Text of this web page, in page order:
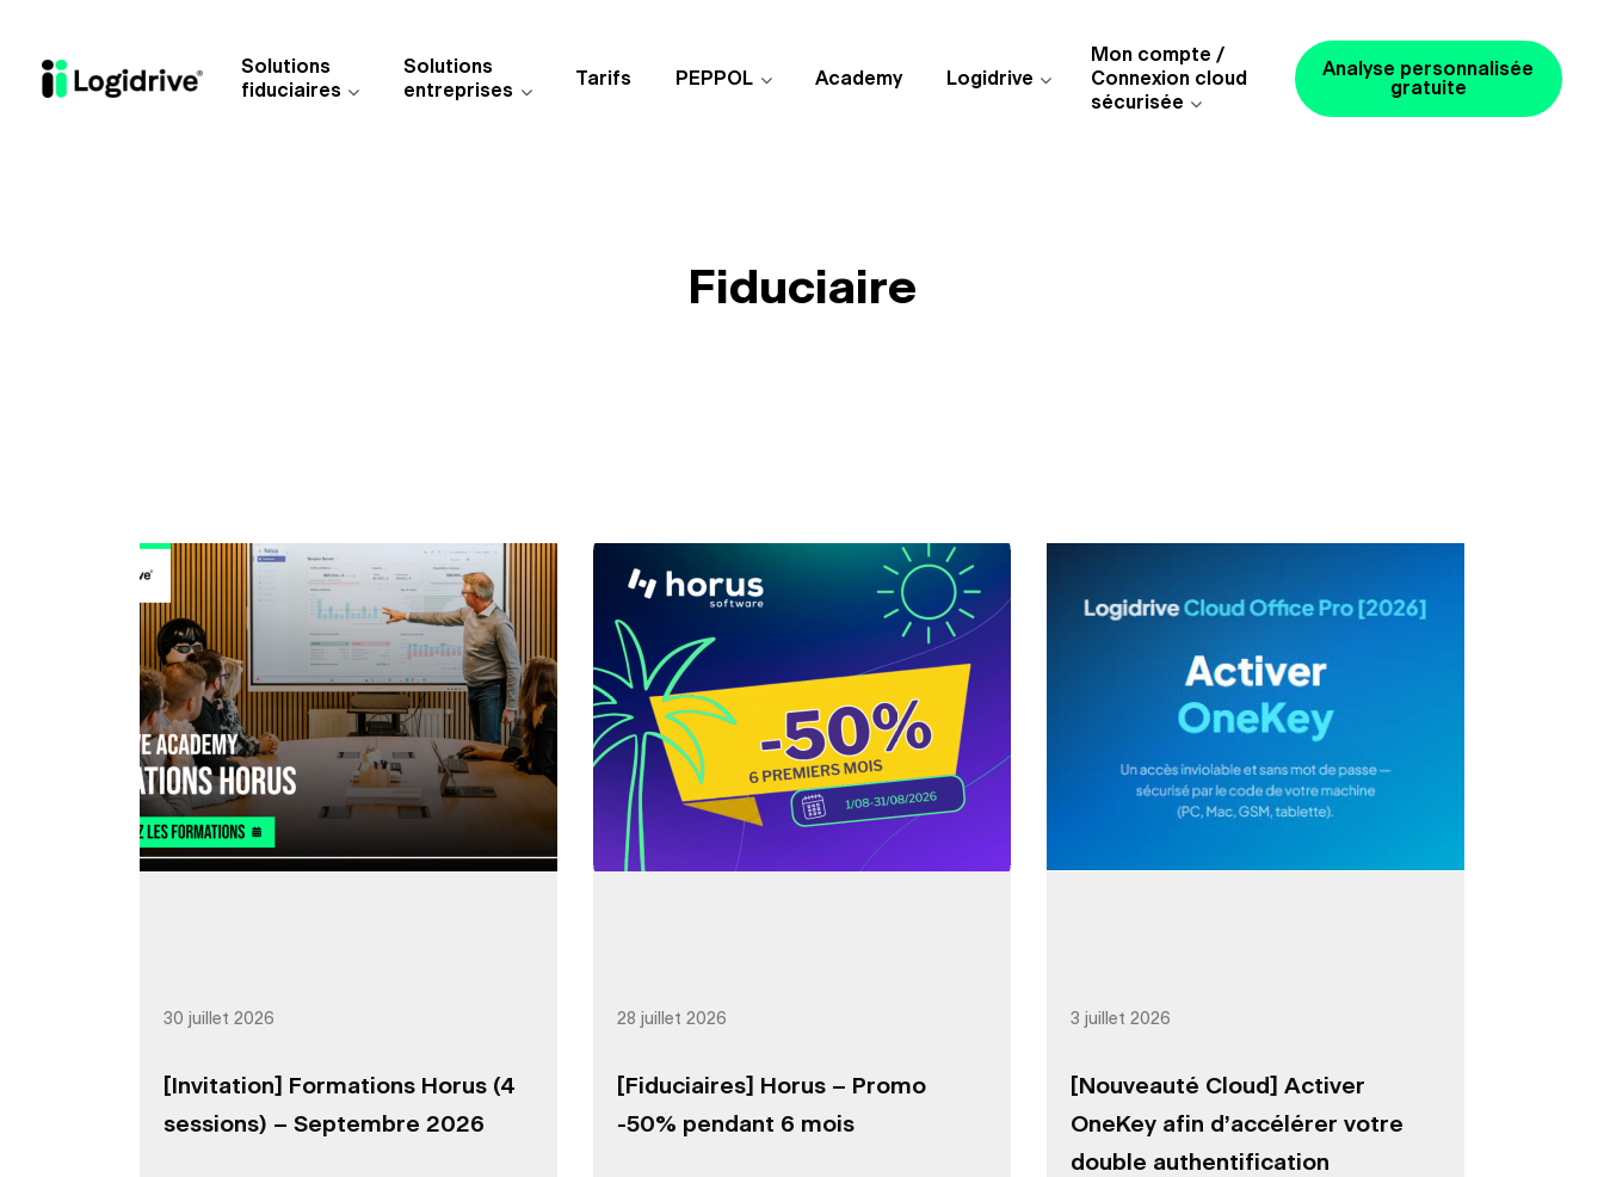
Solutions
fiduciaires
Solutions
entreprises
Tarifs PEPPOL Academy Logidrive
Mon compte /
Connexion cloud
sécurisée
Analyse personnalisée
gratuite
Fiduciaire
[Invitation] Formations Horus (4
sessions) – Septembre 2026
30 juillet 2026
[Fiduciaires] Horus – Promo
-50% pendant 6 mois
28 juillet 2026
[Nouveauté Cloud] Activer
OneKey afin d’accélérer votre
double authentification
3 juillet 2026